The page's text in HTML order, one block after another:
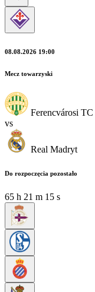
08.08.2026 19:00
Mecz towarzyski
Ferencvárosi TC
vs
Real Madryt
Do rozpoczęcia pozostało
65 h 21 m 15 s